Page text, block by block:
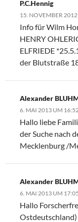
P.C.Hennig
15. NOVEMBER
Info für Wilm
HENRY
ELFRIEDE
der Blutstraße
Alexander
6. MAI 2013 UM
Hallo liebe
der Suche nach
Mecklenburg /
Alexander
6. MAI 2013 UM
Hallo